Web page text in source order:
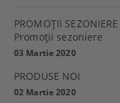
PROMOŢII SEZONIERE
Promoţii sezoniere
03 Martie 2020
PRODUSE NOI
02 Martie 2020